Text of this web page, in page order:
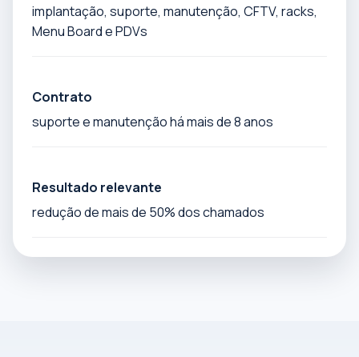
implantação, suporte, manutenção, CFTV, racks,
Menu Board e PDVs
Contrato
suporte e manutenção há mais de 8 anos
Resultado relevante
redução de mais de 50% dos chamados